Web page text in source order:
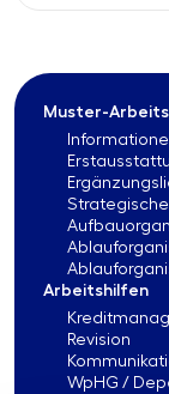
Muster-
Arbeitshilfen
Revision
WpHG /